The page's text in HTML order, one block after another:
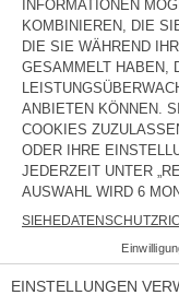
LAND/REGION : SCHWEIZ
SPRACHE :
BARRIEREFREIHEIT
JOIN US
RECHTLICHE HINWEISE
NEWSLETTER